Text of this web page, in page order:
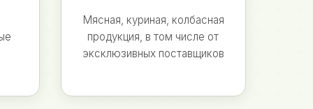
Мясная, куриная, колбасная
продукция, в том числе от
эксклюзивных поставщиков